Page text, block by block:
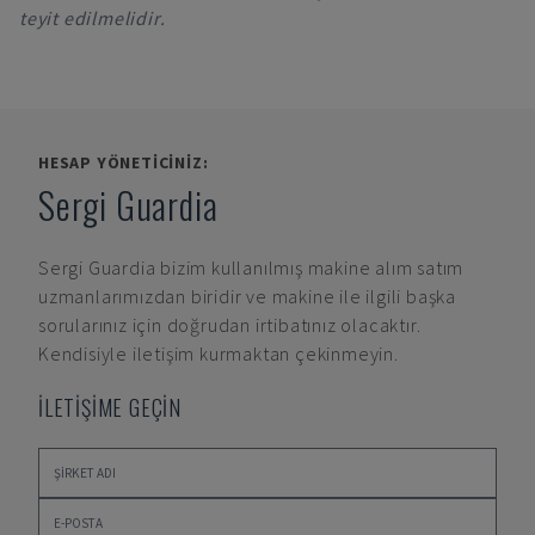
teyit edilmelidir.
HESAP YÖNETICINIZ:
Sergi Guardia
Sergi Guardia bizim kullanılmış makine alım satım
uzmanlarımızdan biridir ve makine ile ilgili başka
sorularınız için doğrudan irtibatınız olacaktır.
Kendisiyle iletişim kurmaktan çekinmeyin.
İLETİŞİME GEÇİN